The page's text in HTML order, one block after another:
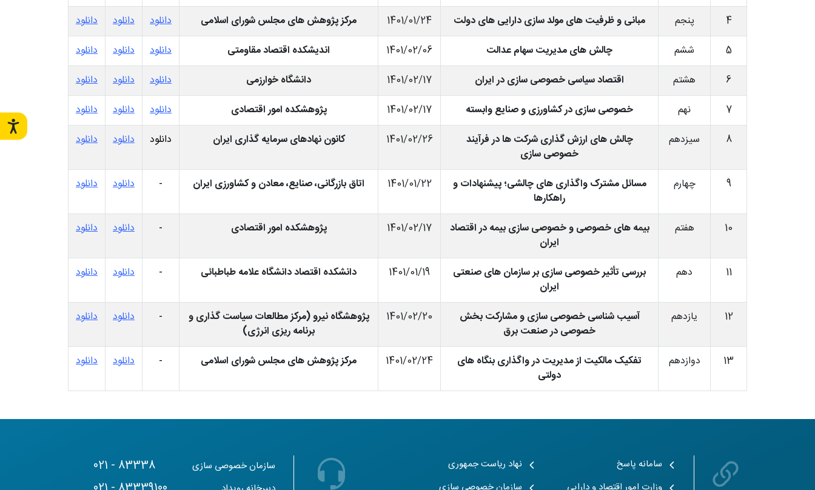
4 پنجم مبانی و ظرفیت های مولد سازی دارایی های دولت 1401/01/24 مرکز پژوهش های مجلس شورای اسلامی دانلود دانلود
دانلود
5
ششم چالش های مدیریت سهام عدالت 1401/02/06 اندیشکده اقتصاد مقاومتی دانلود دانلود
دانلود
6
هشتم اقتصاد سیاسی خصوصی سازی در ایران 1401/02/17 دانشگاه خوارزمی دانلود دانلود
دانلود
7
نهم خصوصی سازی در کشاورزی و صنایع وابسته 1401/02/17 پژوهشکده امور اقتصادی دانلود دانلود
دانلود
8
سیزدهم
چالش های ارزش گذاری شرکت ها در فرآیند
خصوصی سازی
1401/02/26 کانون نهادهای سرمایه گذاری ایران دانلود دانلود دانلود
9 چهارم
مسائل مشترک واگذاری های چالشی؛ پیشنهادات و
راهکارها
1401/01/22 اتاق بازرگانی، صنایع، معادن و کشاورزی ایران - دانلود دانلود
10 هفتم
بیمه های خصوصی و خصوصی سازی بیمه در اقتصاد
ایران
1401/02/17 پژوهشکده امور اقتصادی - دانلود دانلود
11 دهم
بررسی تأثیر خصوصی سازی بر سازمان های صنعتی
ایران
1401/01/19 دانشکده اقتصاد دانشگاه علامه طباطبائی - دانلود دانلود
12 یازدهم
آسیب شناسی خصوصی سازی و مشارکت بخش
خصوصی در صنعت برق
1401/02/20
پژوهشگاه نیرو (مرکز مطالعات سیاست گذاری و
برنامه ریزی انرژی)
- دانلود دانلود
13 دوازدهم
تفکیک مالکیت از مدیریت در واگذاری بنگاه های
دولتی
1401/02/24 مرکز پژوهش های مجلس شورای اسلامی - دانلود دانلود
سامانه پاسخ
نهاد ریاست جمهوری
سازمان خصوصی سازی 021 - 83338